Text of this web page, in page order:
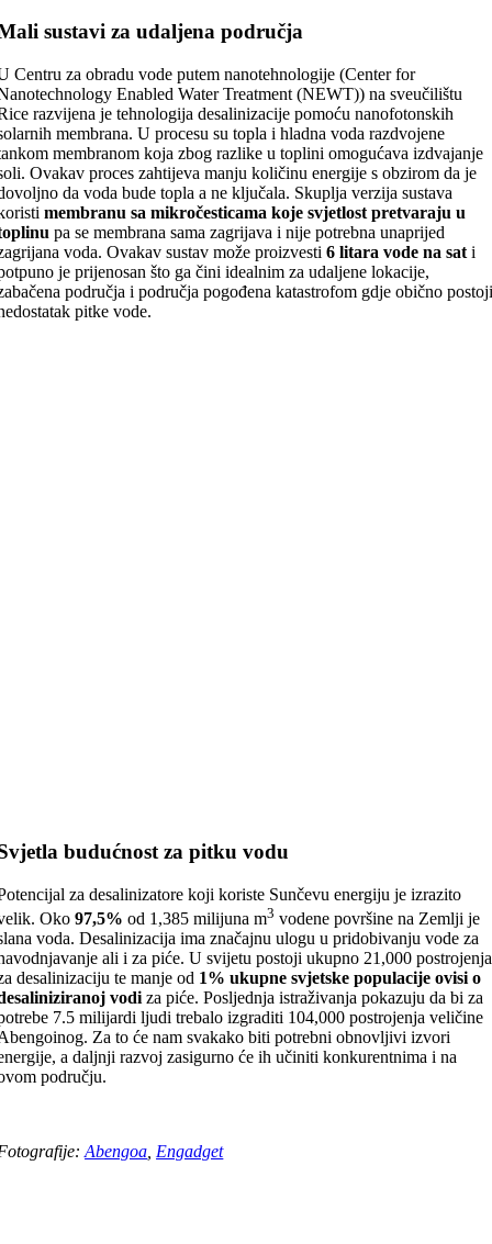
sustavi za udaljena područja
Centru za obradu vode putem nanotehnologije (Center for
Enabled Water Treatment (NEWT)) na sveučilištu
razvijena je tehnologija desalinizacije pomoću nanofotonskih
membrana. U procesu su topla i hladna voda razdvojene
membranom koja zbog razlike u toplini omogućava izdvajanje
Ovakav proces zahtijeva manju količinu energije s obzirom da je
da voda bude topla a ne ključala. Skuplja verzija sustava
membranu sa mikročesticama koje svjetlost pretvaraju u
pa se membrana sama zagrijava i nije potrebna unaprijed
voda. Ovakav sustav može proizvesti6 litara vode na sat i
je prijenosan što ga čini idealnim za udaljene lokacije,
područja i područja pogođena katastrofom gdje obično
pitke vode.
budućnost za pitku vodu
za desalinizatore koji koriste Sunčevu energiju je izrazito
Oko97,5% od 1,385 milijuna m3 vodene površine na Zemlji je
voda. Desalinizacija ima značajnu ulogu u pridobivanju vode za
ali i za piće. U svijetu postoji ukupno 21,000 postrojenja
desalinizaciju te manje od 1% ukupne svjetske populacije ovisi o
vodiza piće. Posljednja istraživanja pokazuju da bi za
7.5 milijardi ljudi trebalo izgraditi 104,000 postrojenja veličine
Za to će nam svakako biti potrebni obnovljivi izvori
a daljnji razvoj zasigurno će ih učiniti konkurentnima i na
području.
Abengoa,Engadget